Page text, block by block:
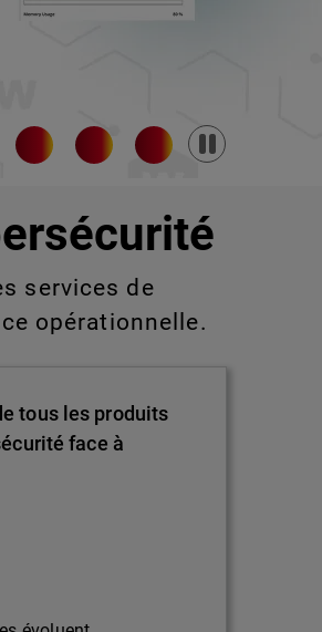
Pause
services de
opérationnelle.
tous les produits
face à